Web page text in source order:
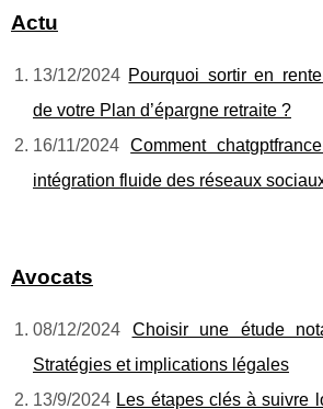
Actu
13/12/2024 Pourquoi sortir en
de votre Plan d’épargne retraite ?
16/11/2024Comment
intégration fluide des réseaux
Avocats
08/12/2024 Choisir une étude
Stratégies et implications légales
13/9/2024 Les étapes clés à suivre